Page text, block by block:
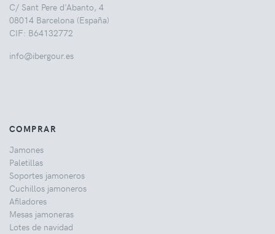
C/ Sant Pere d'Abanto, 4
08014 Barcelona (España)
CIF: B64132772
info@ibergour.es
COMPRAR
Jamones
Paletillas
Soportes jamoneros
Cuchillos jamoneros
Afiladores
Mesas jamoneras
Lotes de navidad